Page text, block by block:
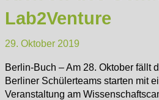
Lab2Venture
29. Oktober 2019
Berlin-Buch – Am 28. Oktober fällt
Berliner Schülerteams starten mit
Veranstaltung am